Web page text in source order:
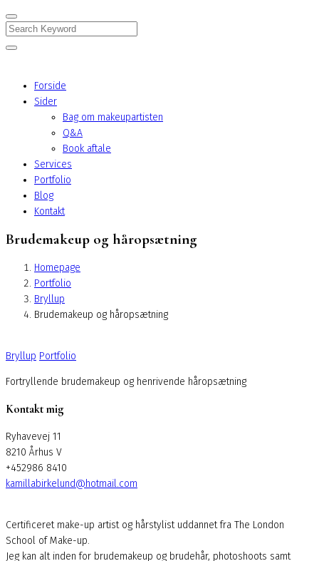
Search
Forside
Sider
Bag om makeupartisten
Q&A
Book aftale
Services
Portfolio
Blog
Kontakt
Brudemakeup og håropsætning
Homepage
Portfolio
Bryllup
Brudemakeup og håropsætning
Bryllup Portfolio
Fortryllende brudemakeup og henrivende håropsætning
Kontakt mig
Ryhavevej 11
8210 Århus V
+452986 8410
kamillabirkelund@hotmail.com
Certificeret make-up artist og hårstylist uddannet fra The London
School of Make-up.
Jeg kan alt inden for brudemakeup og brudehår, photoshoots samt